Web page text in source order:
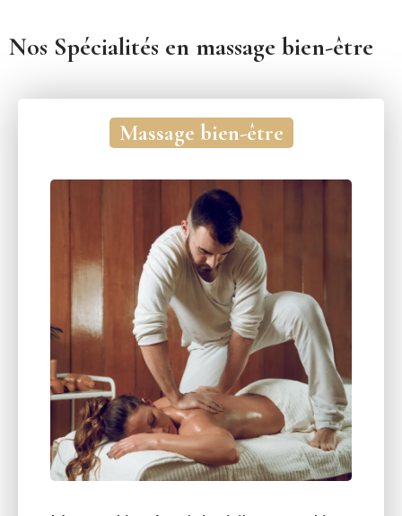
Nos Spécialités en massage bien-être
Massage bien-être